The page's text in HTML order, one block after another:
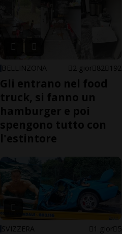
BELLINZONA 2 gior 82 192
Gli entrano nel food
truck, si fanno un
hamburger e poi
spengono tutto con
l'estintore
SVIZZERA 1 gior 5